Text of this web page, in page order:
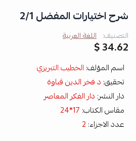
شرح اختيارات المفضل 2/1
التصنيف: اللغة العربية
34.62 $
اسم المؤلف: الخطيب التبريزي
تحقيق: د فخر الدين قباوة
دار النشر: دار الفكر المعاصر
مقاس الكتاب: 17*24
عدد الاجزاء: 2